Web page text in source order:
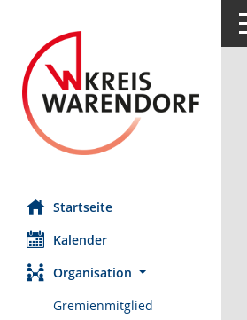
Startseite
Kalender
Organisation
Gremienmitglied